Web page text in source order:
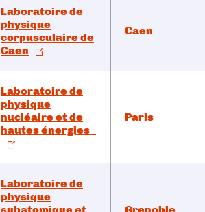
Laboratoire de
physique
corpusculaire de
Caen
Caen
Laboratoire de
physique
nucléaire et de
hautes énergies
Paris
Laboratoire de
physique